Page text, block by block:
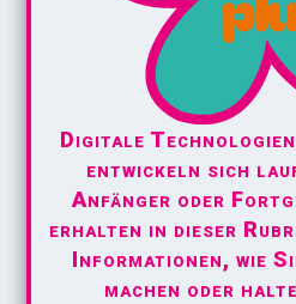
Digitale
entwickeln sich
Anfänger oder
erhalten in dieser
Informationen, wie
machen oder